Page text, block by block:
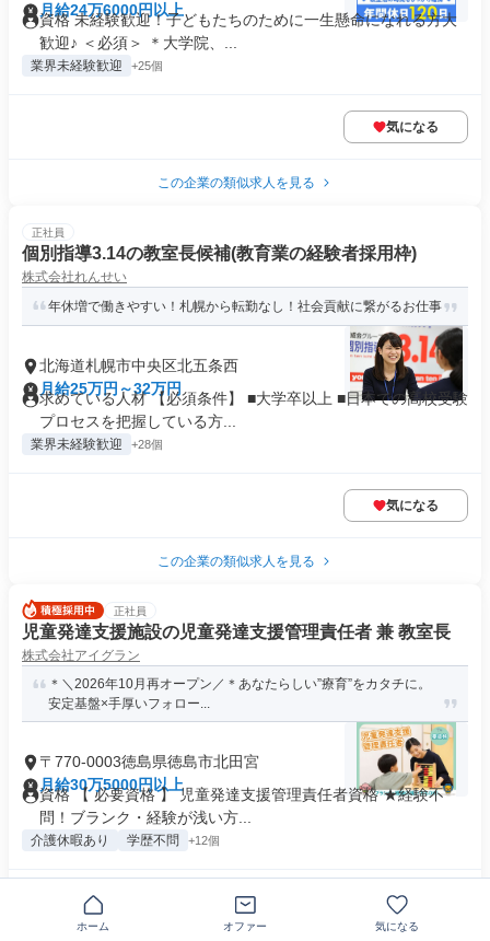
月給24万6000円以上
資格 未経験歓迎！子どもたちのために一生懸命になれる方大
歓迎♪ ＜必須＞ ＊大学院、...
業界未経験歓迎 +25個
気になる
この企業の類似求人を見る
正社員
個別指導3.14の教室長候補(教育業の経験者採用枠)
株式会社れんせい
年休増で働きやすい！札幌から転勤なし！社会貢献に繋がるお仕事
北海道札幌市中央区北五条西
月給25万円～32万円
求めている人材 【必須条件】 ■大学卒以上 ■日本での高校受験
プロセスを把握している方...
業界未経験歓迎 +28個
気になる
この企業の類似求人を見る
正社員
児童発達支援施設の児童発達支援管理責任者 兼 教室長
株式会社アイグラン
＊＼2026年10月再オープン／＊あなたらしい”療育”をカタチに。
安定基盤×手厚いフォロー...
〒770-0003徳島県徳島市北田宮
月給30万5000円以上
資格 【 必要資格 】 児童発達支援管理責任者資格 ★経験不
問！ブランク・経験が浅い方...
介護休暇あり 学歴不問 +12個
気になる
ホーム オファー 気になる